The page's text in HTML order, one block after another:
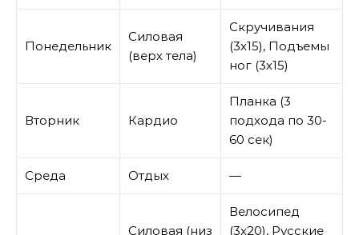
Понедельник
Силовая
(верх тела)
Скручивания
(3х15), Подъемы
ног (3х15)
Вторник Кардио
Планка (3
подхода по 30-
60 сек)
Среда Отдых —
Силовая (низ
Велосипед
(3х20), Русские